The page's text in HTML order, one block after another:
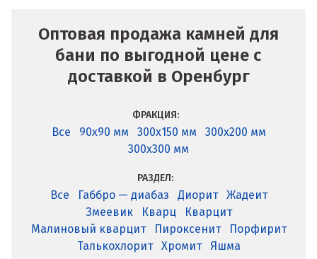
Оптовая продажа камней для
бани по выгодной цене с
доставкой в Оренбург
ФРАКЦИЯ:
Все 90x90 мм 300x150 мм
300x200 мм
300x300 мм
РАЗДЕЛ:
Все Габбро — диабаз Диорит
Жадеит
Змеевик
Кварц
Кварцит
Малиновый кварцит
Пироксенит
Порфирит
Талькохлорит
Хромит Яшма